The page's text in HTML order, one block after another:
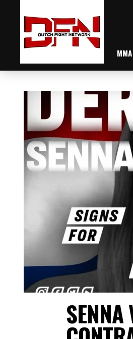
SENNA